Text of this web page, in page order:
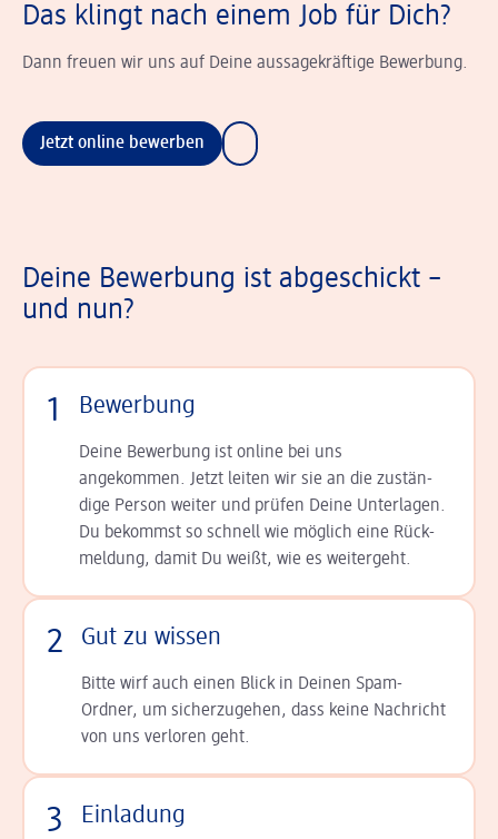
Das klingt nach einem Job für Dich?
Dann freuen wir uns auf Deine aussagekräftige Bewerbung.
Jetzt online bewerben
Deine Bewerbung ist abgeschickt –
und nun?
1 Bewerbung
Deine Bewerbung ist online bei uns
angekommen. Jetzt leiten wir sie an die zu­stän­
dige Person weiter und prüfen Deine Unterlagen.
Du bekommst so schnell wie möglich eine Rück­
meldung, damit Du weißt, wie es weitergeht.
2 Gut zu wissen
Bitte wirf auch einen Blick in Deinen Spam-
Ordner, um sicherzugehen, dass keine Nachricht
von uns verloren geht.
3 Einladung